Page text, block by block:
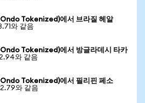
Tokenized)에서 브라질 헤알
와 같음
Tokenized)에서 방글라데시 타카
와 같음
Tokenized)에서 필리핀 페소
와 같음